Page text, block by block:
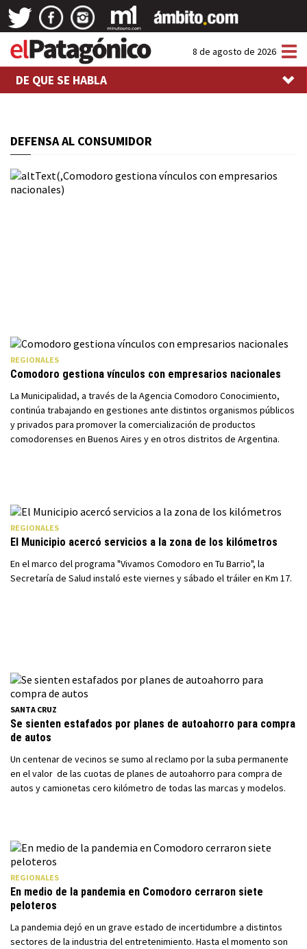
8 de agosto de 2026
DE QUE SE HABLA
DEFENSA AL CONSUMIDOR
REGIONALES
Comodoro gestiona vínculos con empresarios nacionales
La Municipalidad, a través de la Agencia Comodoro Conocimiento,
continúa trabajando en gestiones ante distintos organismos públicos
y privados para promover la comercialización de productos
comodorenses en Buenos Aires y en otros distritos de Argentina.
REGIONALES
El Municipio acercó servicios a la zona de los kilómetros
En el marco del programa "Vivamos Comodoro en Tu Barrio", la
Secretaría de Salud instaló este viernes y sábado el tráiler en Km 17.
SANTA CRUZ
Se sienten estafados por planes de autoahorro para compra
de autos
Un centenar de vecinos se sumo al reclamo por la suba permanente
en el valor de las cuotas de planes de autoahorro para compra de
autos y camionetas cero kilómetro de todas las marcas y modelos.
REGIONALES
En medio de la pandemia en Comodoro cerraron siete
peloteros
La pandemia dejó en un grave estado de incertidumbre a distintos
sectores de la industria del entretenimiento. Hasta el momento son